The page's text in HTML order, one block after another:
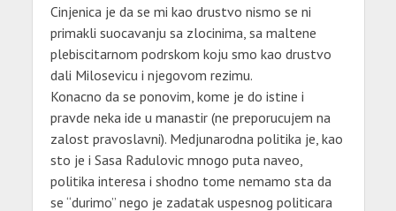
Cinjenica je da se mi kao drustvo nismo se ni
primakli suocavanju sa zlocinima, sa maltene
plebiscitarnom podrskom koju smo kao drustvo
dali Milosevicu i njegovom rezimu.
Konacno da se ponovim, kome je do istine i
pravde neka ide u manastir (ne preporucujem na
zalost pravoslavni). Medjunarodna politika je, kao
sto je i Sasa Radulovic mnogo puta naveo,
politika interesa i shodno tome nemamo sta da
se “durimo” nego je zadatak uspesnog politicara